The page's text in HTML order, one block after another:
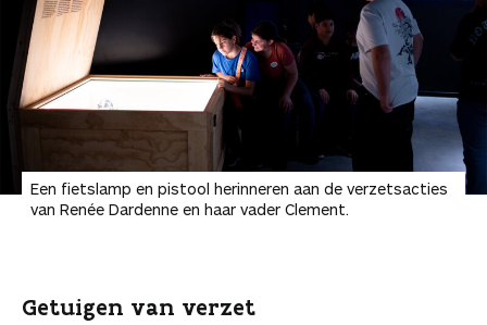
Een fietslamp en pistool herinneren aan de verzetsacties
van Renée Dardenne en haar vader Clement.
Getuigen van verzet